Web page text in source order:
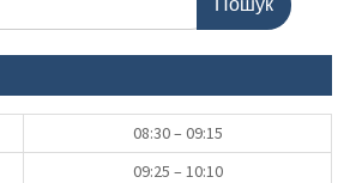
08:30 – 09:15
09:25 – 10:10